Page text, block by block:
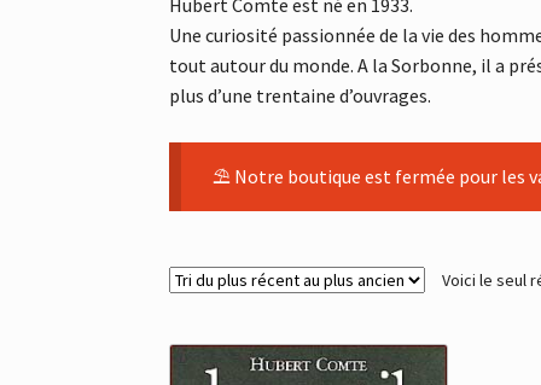
Hubert Comte est né en 1933.
Une curiosité passionnée de la vie des
tout autour du monde. A la Sorbonne, il a
plus d’une trentaine d’ouvrages.
⛱ Notre boutique est fermée pour les
Voici le seul